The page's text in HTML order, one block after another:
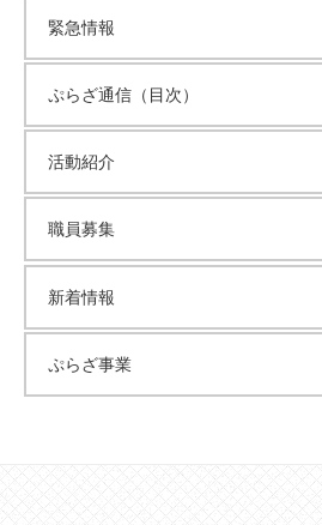
緊急情報
ぷらざ通信（目次）
活動紹介
職員募集
新着情報
ぷらざ事業